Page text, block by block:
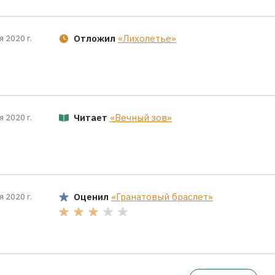
2020 г. Отложил «Лихолетье»
2020 г. Читает «Вечный зов»
2020 г. Оценил «Гранатовый браслет»